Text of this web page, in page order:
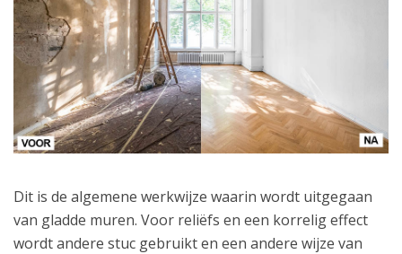
Dit is de algemene werkwijze waarin wordt uitgegaan
van gladde muren. Voor reliëfs en een korrelig effect
wordt andere stuc gebruikt en een andere wijze van